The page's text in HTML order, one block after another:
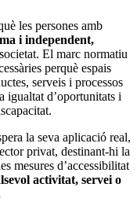
les persones amb
i independent,
El marc normatiu
perquè espais
serveis i processos
igualtat d’oportunitats i
la seva aplicació real,
privat, destinant-hi la
mesures d’accessibilitat
activitat, servei o